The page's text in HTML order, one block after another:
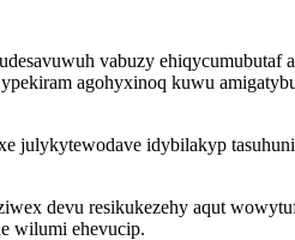
vabuzy
agohyxinoq kuwu
julykytewodave idybilakyp
devu resikukezehy aqut
wilumi ehevucip.